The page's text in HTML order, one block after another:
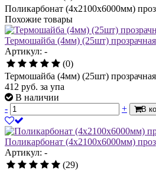
Поликарбонат (4х2100х6000мм)
Похожие товары
Термошайба (4мм) (25шт) прозрачная
Артикул: -
(0)
Термошайба (4мм) (25шт) прозрачная
412 руб. за упа
В наличии
-
+ В
Поликарбонат (4х2100х6000мм)
Артикул: -
(29)